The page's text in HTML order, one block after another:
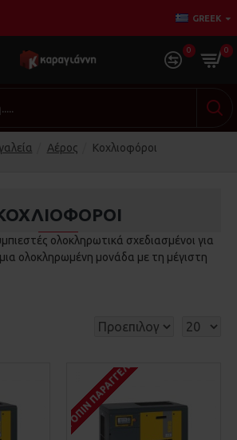
GREEK
0 0
Αέρος Κοχλιοφόροι
ολοκληρωτικά σχεδιασμένοι για
ολοκληρωμένη μονάδα με τη μέγιστη
ΚΑΤΌΠΙΝ ΠΑΡΑΓΓΕΛΊΑΣ